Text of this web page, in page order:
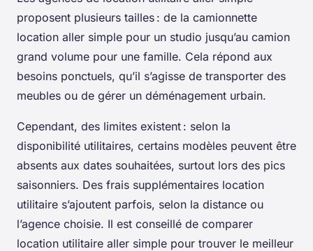
proposent plusieurs tailles : de la camionnette
location aller simple pour un studio jusqu’au camion
grand volume pour une famille. Cela répond aux
besoins ponctuels, qu’il s’agisse de transporter des
meubles ou de gérer un déménagement urbain.
Cependant, des limites existent : selon la
disponibilité utilitaires, certains modèles peuvent être
absents aux dates souhaitées, surtout lors des pics
saisonniers. Des frais supplémentaires location
utilitaire s’ajoutent parfois, selon la distance ou
l’agence choisie. Il est conseillé de comparer
location utilitaire aller simple pour trouver le meilleur